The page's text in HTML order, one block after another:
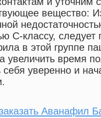
вещество:
С-классу, следует
в этой группе
увеличить время
себя уверенно и
Аванафил